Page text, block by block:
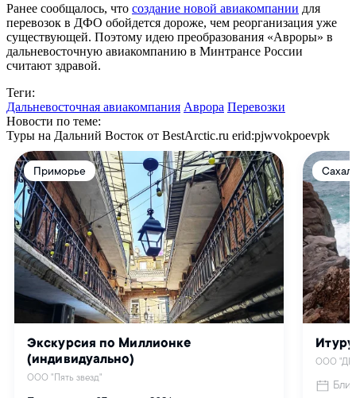
Ранее сообщалось, что создание новой авиакомпании для
перевозок в ДФО обойдется дороже, чем реорганизация уже
существующей. Поэтому идею преобразования «Авроры» в
дальневосточную авиакомпанию в Минтрансе России
считают здравой.
Теги:
Дальневосточная авиакомпания Аврора Перевозки
Новости по теме:
Туры на Дальний Восток от BestArctic.ru erid:pjwvokpoevpk